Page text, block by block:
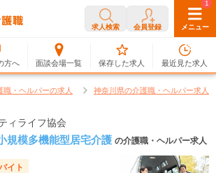
求人検索 会員登録 メニュー
方へ 面談会場一覧
0
保存した求人
1
最近見た求人
職・ヘルパーの求人 神奈川県の介護職・ヘルパー求人
ィライフ協会
規模多機能型居宅介護 の介護職・ヘルパー求人
イト